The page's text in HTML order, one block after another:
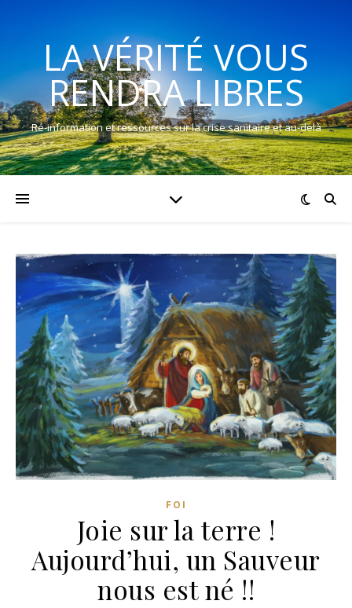
LA VÉRITÉ VOUS
RENDRA LIBRES
Ré-information et ressources sur la crise sanitaire et au-delà
FOI
Joie sur la terre !
Aujourd’hui, un Sauveur
nous est né !!